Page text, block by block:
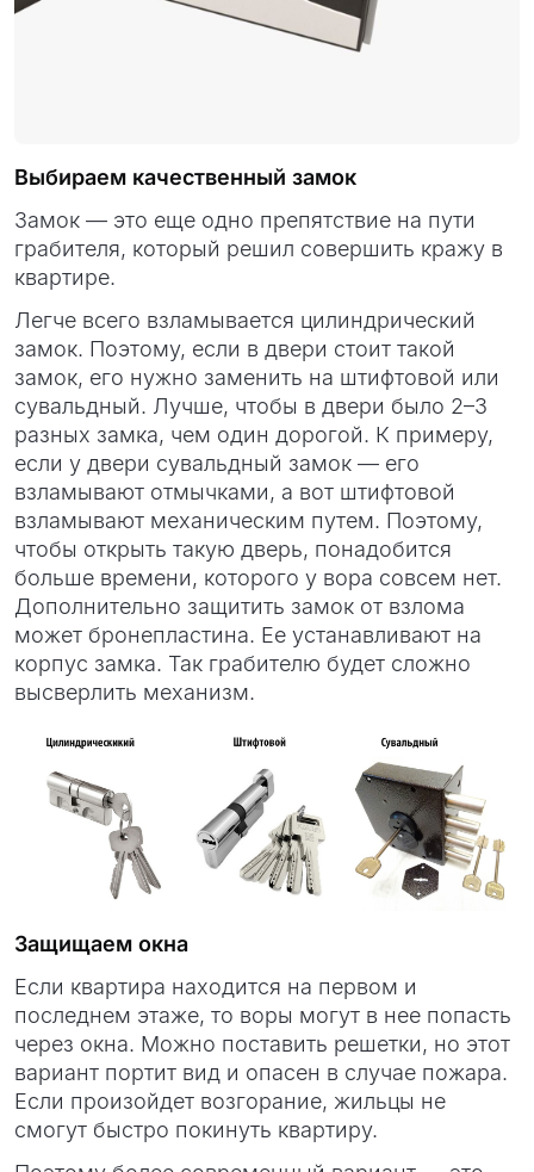
Выбираем качественный замок
Замок — это еще одно препятствие на пути
грабителя, который решил совершить кражу в
квартире.
Легче всего взламывается цилиндрический
замок. Поэтому, если в двери стоит такой
замок, его нужно заменить на штифтовой или
сувальдный. Лучше, чтобы в двери было 2–3
разных замка, чем один дорогой. К примеру,
если у двери сувальдный замок — его
взламывают отмычками, а вот штифтовой
взламывают механическим путем. Поэтому,
чтобы открыть такую дверь, понадобится
больше времени, которого у вора совсем нет.
Дополнительно защитить замок от взлома
может бронепластина. Ее устанавливают на
корпус замка. Так грабителю будет сложно
высверлить механизм.
Защищаем окна
Если квартира находится на первом и
последнем этаже, то воры могут в нее попасть
через окна. Можно поставить решетки, но этот
вариант портит вид и опасен в случае пожара.
Если произойдет возгорание, жильцы не
смогут быстро покинуть квартиру.